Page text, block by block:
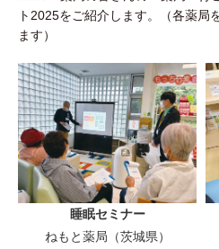
ト2025をご紹介します。（各薬局
ます）
睡眠セミナー
ねもと薬局（茨城県）